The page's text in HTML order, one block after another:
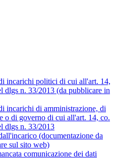
incarichi politici di cui all'art. 14,
dlgs n. 33/2013 (da pubblicare in
incarichi di amministrazione, di
o di governo di cui all'art. 14, co.
dlgs n. 33/2013
(documentazione da
sul sito web)
comunicazione dei dati